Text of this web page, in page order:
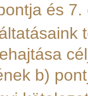
és 7.
b)